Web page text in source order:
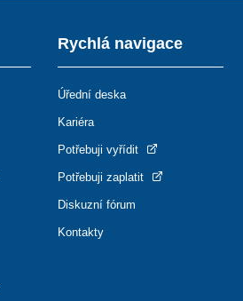
Rychlá navigace
Úřední deska
Kariéra
Potřebuji vyřídit
Potřebuji zaplatit
Diskuzní fórum
Kontakty